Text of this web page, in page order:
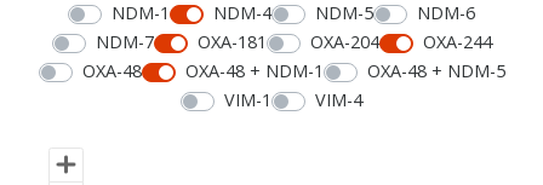
NDM-1
NDM-4 NDM-5
NDM-6
NDM-7
OXA-181 OXA-204
OXA-244
OXA-48
OXA-48 + NDM-1
OXA-48 + NDM-5
VIM-1
VIM-4